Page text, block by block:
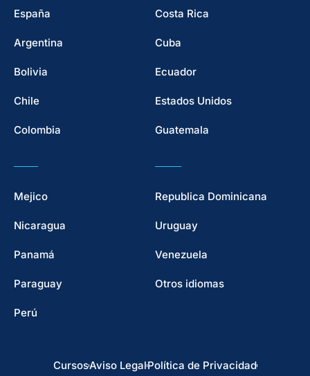
España
Argentina
Bolivia
Chile
Colombia
Costa Rica
Cuba
Ecuador
Estados Unidos
Guatemala
Mejico
Nicaragua
Panamá
Paraguay
Perú
Republica Dominicana
Uruguay
Venezuela
Otros idiomas
CursosAviso LegalPolítica de Privacidad